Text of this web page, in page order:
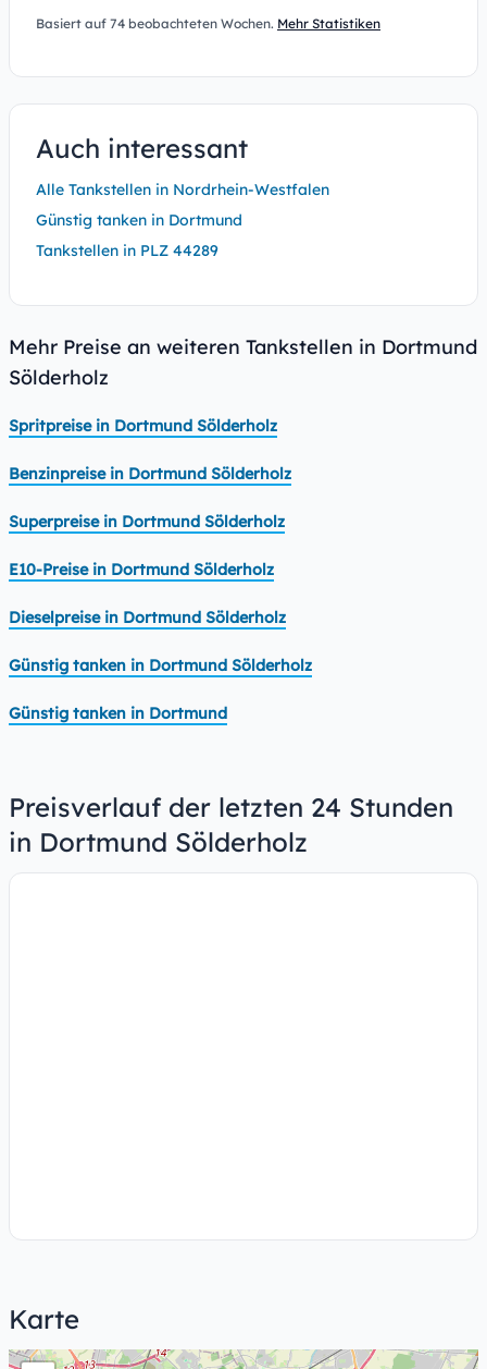
Basiert auf 74 beobachteten Wochen. Mehr Statistiken
Auch interessant
Alle Tankstellen in Nordrhein-Westfalen
Günstig tanken in Dortmund
Tankstellen in PLZ 44289
Mehr Preise an weiteren Tankstellen in Dortmund
Sölderholz
Spritpreise in Dortmund Sölderholz
Benzinpreise in Dortmund Sölderholz
Superpreise in Dortmund Sölderholz
E10-Preise in Dortmund Sölderholz
Dieselpreise in Dortmund Sölderholz
Günstig tanken in Dortmund Sölderholz
Günstig tanken in Dortmund
Preisverlauf der letzten 24 Stunden
in Dortmund Sölderholz
Karte